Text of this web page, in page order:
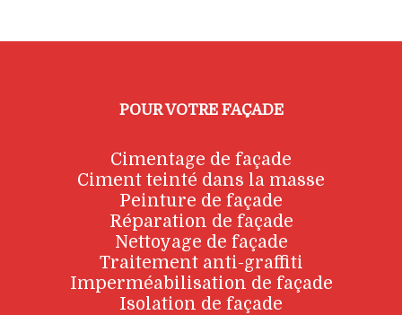
POUR VOTRE FAÇADE
Cimentage de façade
Ciment teinté dans la masse
Peinture de façade
Réparation de façade
Nettoyage de façade
Traitement anti-graffiti
Imperméabilisation de façade
Isolation de façade